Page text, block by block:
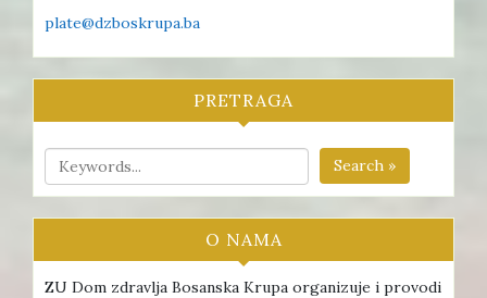
plate@dzboskrupa.ba
PRETRAGA
Search »
O NAMA
ZU Dom zdravlja Bosanska Krupa organizuje i provodi